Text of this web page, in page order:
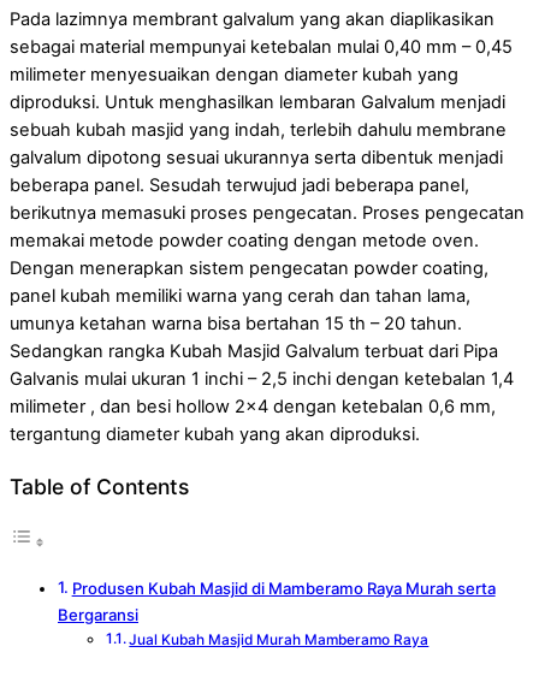
Pada lazimnya membrant galvalum yang akan diaplikasikan
sebagai material mempunyai ketebalan mulai 0,40 mm – 0,45
milimeter menyesuaikan dengan diameter kubah yang
diproduksi. Untuk menghasilkan lembaran Galvalum menjadi
sebuah kubah masjid yang indah, terlebih dahulu membrane
galvalum dipotong sesuai ukurannya serta dibentuk menjadi
beberapa panel. Sesudah terwujud jadi beberapa panel,
berikutnya memasuki proses pengecatan. Proses pengecatan
memakai metode powder coating dengan metode oven.
Dengan menerapkan sistem pengecatan powder coating,
panel kubah memiliki warna yang cerah dan tahan lama,
umunya ketahan warna bisa bertahan 15 th – 20 tahun.
Sedangkan rangka Kubah Masjid Galvalum terbuat dari Pipa
Galvanis mulai ukuran 1 inchi – 2,5 inchi dengan ketebalan 1,4
milimeter , dan besi hollow 2×4 dengan ketebalan 0,6 mm,
tergantung diameter kubah yang akan diproduksi.
Table of Contents
Produsen Kubah Masjid di Mamberamo Raya Murah serta
Bergaransi
Jual Kubah Masjid Murah Mamberamo Raya